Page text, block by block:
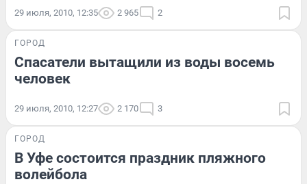
29 июля, 2010, 12:35 2 965 2
ГОРОД
Спасатели вытащили из воды восемь
человек
29 июля, 2010, 12:27 2 170 3
ГОРОД
В Уфе состоится праздник пляжного
волейбола